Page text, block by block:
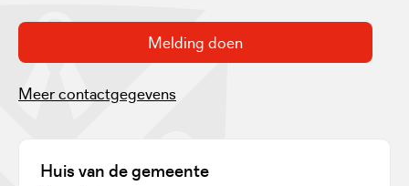
Melding doen
Meer contactgegevens
Huis van de gemeente